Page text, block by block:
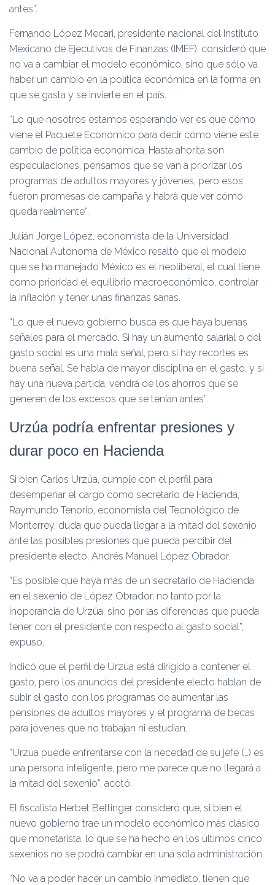
antes”.
Fernando López Mecari, presidente nacional del Instituto
Mexicano de Ejecutivos de Finanzas (IMEF), consideró que
no va a cambiar el modelo económico, sino que sólo va
haber un cambio en la política económica en la forma en
que se gasta y se invierte en el país.
“Lo que nosotros estamos esperando ver es que cómo
viene el Paquete Económico para decir cómo viene este
cambio de política económica. Hasta ahorita son
especulaciones, pensamos que se van a priorizar los
programas de adultos mayores y jóvenes, pero esos
fueron promesas de campaña y habrá que ver cómo
queda realmente”.
Julián Jorge López, economista de la Universidad
Nacional Autónoma de México resaltó que el modelo
que se ha manejado México es el neoliberal, el cual tiene
como prioridad el equilibrio macroeconómico, controlar
la inflación y tener unas finanzas sanas.
“Lo que el nuevo gobierno busca es que haya buenas
señales para el mercado. Si hay un aumento salarial o del
gasto social es una mala señal, pero si hay recortes es
buena señal. Se habla de mayor disciplina en el gasto, y si
hay una nueva partida, vendrá de los ahorros que se
generen de los excesos que se tenían antes”.
Urzúa podría enfrentar presiones y
durar poco en Hacienda
Si bien Carlos Urzúa, cumple con el perfil para
desempeñar el cargo como secretario de Hacienda,
Raymundo Tenorio, economista del Tecnológico de
Monterrey, duda que pueda llegar a la mitad del sexenio
ante las posibles presiones que pueda percibir del
presidente electo, Andrés Manuel López Obrador.
“Es posible que haya más de un secretario de Hacienda
en el sexenio de López Obrador, no tanto por la
inoperancia de Urzúa, sino por las diferencias que pueda
tener con el presidente con respecto al gasto social”,
expuso.
Indicó que el perfil de Urzúa está dirigido a contener el
gasto, pero los anuncios del presidente electo hablan de
subir el gasto con los programas de aumentar las
pensiones de adultos mayores y el programa de becas
para jóvenes que no trabajan ni estudian.
“Urzúa puede enfrentarse con la necedad de su jefe (…) es
una persona inteligente, pero me parece que no llegará a
la mitad del sexenio”, acotó.
El fiscalista Herbet Bettinger consideró que, si bien el
nuevo gobierno trae un modelo económico más clásico
que monetarista, lo que se ha hecho en los últimos cinco
sexenios no se podrá cambiar en una sola administración.
“No va a poder hacer un cambio inmediato, tienen que